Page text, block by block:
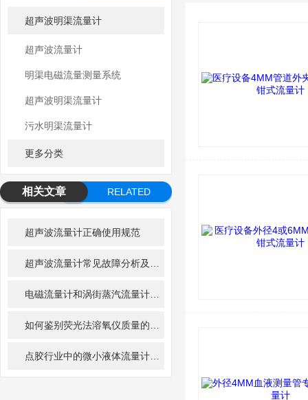
超声波明渠流量计
超声波流量计
明渠电磁流量测量系统
超声波明渠流量计
污水明渠流量计
更多分类
相关文章
RELATED
超声波流量计正确使用规范